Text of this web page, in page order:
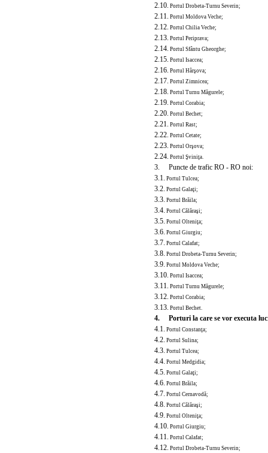
2.10. Portul Drobeta-Turnu Severin;
2.11. Portul Moldova Veche;
2.12. Portul Chilia Veche;
2.13. Portul Periprava;
2.14. Portul Sfântu Gheorghe;
2.15. Portul Isaccea;
2.16. Portul Hârşova;
2.17. Portul Zimnicea;
2.18. Portul Turnu Măgurele;
2.19. Portul Corabia;
2.20. Portul Bechet;
2.21. Portul Rast;
2.22. Portul Cetate;
2.23. Portul Orşova;
2.24. Portul Şviniţa.
3. Puncte de trafic RO - RO noi:
3.1.
Portul Tulcea;
3.2. Portul Galaţi;
3.3. Portul Brăila;
3.4. Portul Călăraşi;
3.5. Portul Olteniţa;
3.6. Portul Giurgiu;
3.7. Portul Calafat;
3.8. Portul Drobeta-Turnu Severin;
3.9. Portul Moldova Veche;
3.10. Portul Isaccea;
3.11. Portul Turnu Măgurele;
3.12. Portul Corabia;
3.13. Portul Bechet.
4. Porturi la care se vor executa
4.1.
Portul Constanţa;
4.2. Portul Sulina;
4.3. Portul Tulcea;
4.4. Portul Medgidia;
4.5. Portul Galaţi;
4.6. Portul Brăila;
4.7. Portul Cernavodă;
4.8. Portul Călăraşi;
4.9. Portul Ol teniţa;
4.10. Portul Giurgiu;
4.11. Portul Calafat;
4.12. Portul Drobeta-Turnu Severin;